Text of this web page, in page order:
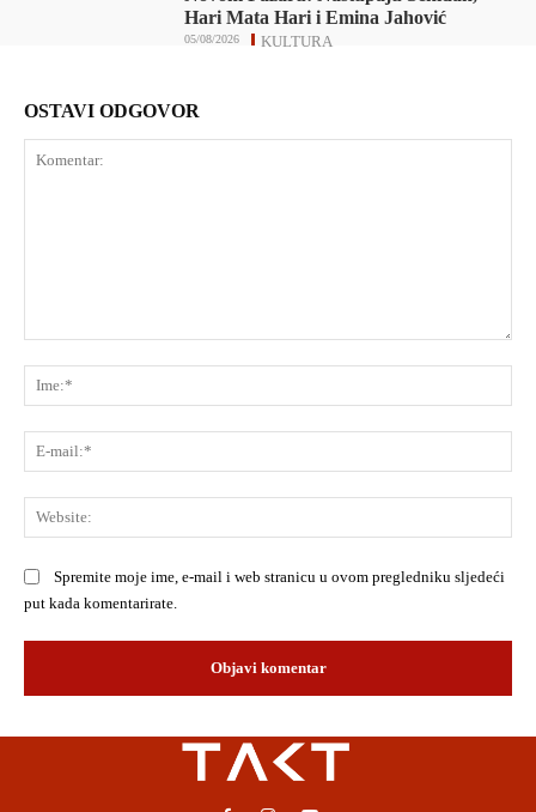
Hari Mata Hari i Emina Jahović
KULTURA
05/08/2026
OSTAVI ODGOVOR
Spremite moje ime, e-mail i web stranicu u ovom pregledniku sljedeći
put kada komentarirate.